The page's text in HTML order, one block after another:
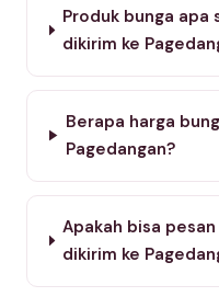
Produk bunga
dikirim ke
Berapa harga
Pagedangan?
Apakah bisa
dikirim ke